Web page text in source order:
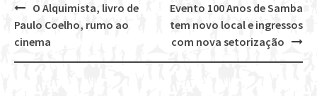
Post
navigation
Evento 100 Anos de Samba
tem novo local e ingressos
com nova setorização
O Alquimista, livro de
Paulo Coelho, rumo ao
cinema